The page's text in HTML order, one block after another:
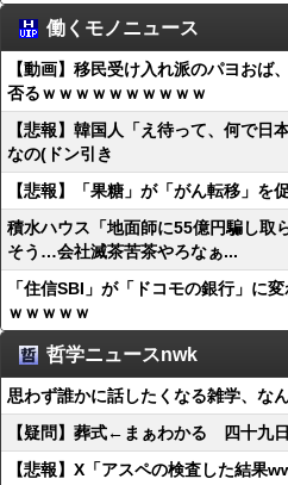
働くモノニュース
【動画】移民受け入れ派のパヨおば
否るｗｗｗｗｗｗｗｗｗｗ
【悲報】韓国人「え待って、何で日
なの(ドン引き
【悲報】「果糖」が「がん転移」を
積水ハウス「地面師に55億円騙し
そう…会社滅茶苦茶やろなぁ...
「住信SBI」が「ドコモの銀行」に
ｗｗｗｗｗ
哲学ニュースnwk
思わず誰かに話したくなる雑学、な
【疑問】葬式←まぁわかる 四十九
【悲報】X「アスペの検査した結果